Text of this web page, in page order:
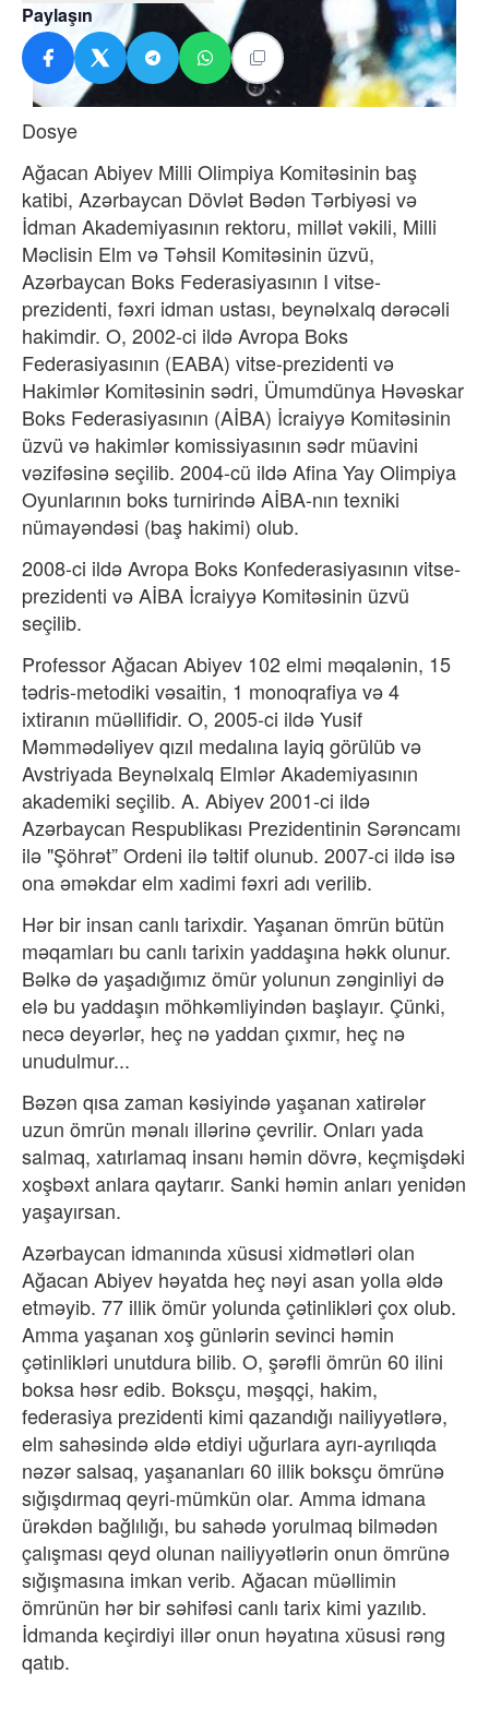
Paylaşın
Dosye
Ağacan Abiyev Milli Olimpiya Komitəsinin baş
katibi, Azərbaycan Dövlət Bədən Tərbiyəsi və
İdman Akademiyasının rektoru, millət vəkili, Milli
Məclisin Elm və Təhsil Komitəsinin üzvü,
Azərbaycan Boks Federasiyasının I vitse-
prezidenti, fəxri idman ustası, beynəlxalq dərəcəli
hakimdir. O, 2002-ci ildə Avropa Boks
Federasiyasının (EABA) vitse-prezidenti və
Hakimlər Komitəsinin sədri, Ümumdünya Həvəskar
Boks Federasiyasının (AİBA) İcraiyyə Komitəsinin
üzvü və hakimlər komissiyasının sədr müavini
vəzifəsinə seçilib. 2004-cü ildə Afina Yay Olimpiya
Oyunlarının boks turnirində AİBA-nın texniki
nümayəndəsi (baş hakimi) olub.
2008-ci ildə Avropa Boks Konfederasiyasının vitse-
prezidenti və AİBA İcraiyyə Komitəsinin üzvü
seçilib.
Professor Ağacan Abiyev 102 elmi məqalənin, 15
tədris-metodiki vəsaitin, 1 monoqrafiya və 4
ixtiranın müəllifidir. O, 2005-ci ildə Yusif
Məmmədəliyev qızıl medalına layiq görülüb və
Avstriyada Beynəlxalq Elmlər Akademiyasının
akademiki seçilib. A. Abiyev 2001-ci ildə
Azərbaycan Respublikası Prezidentinin Sərəncamı
ilə "Şöhrət” Ordeni ilə təltif olunub. 2007-ci ildə isə
ona əməkdar elm xadimi fəxri adı verilib.
Hər bir insan canlı tarixdir. Yaşanan ömrün bütün
məqamları bu canlı tarixin yaddaşına həkk olunur.
Bəlkə də yaşadığımız ömür yolunun zənginliyi də
elə bu yaddaşın möhkəmliyindən başlayır. Çünki,
necə deyərlər, heç nə yaddan çıxmır, heç nə
unudulmur...
Bəzən qısa zaman kəsiyində yaşanan xatirələr
uzun ömrün mənalı illərinə çevrilir. Onları yada
salmaq, xatırlamaq insanı həmin dövrə, keçmişdəki
xoşbəxt anlara qaytarır. Sanki həmin anları yenidən
yaşayırsan.
Azərbaycan idmanında xüsusi xidmətləri olan
Ağacan Abiyev həyatda heç nəyi asan yolla əldə
etməyib. 77 illik ömür yolunda çətinlikləri çox olub.
Amma yaşanan xoş günlərin sevinci həmin
çətinlikləri unutdura bilib. O, şərəfli ömrün 60 ilini
boksa həsr edib. Boksçu, məşqçi, hakim,
federasiya prezidenti kimi qazandığı nailiyyətlərə,
elm sahəsində əldə etdiyi uğurlara ayrı-ayrılıqda
nəzər salsaq, yaşananları 60 illik boksçu ömrünə
sığışdırmaq qeyri-mümkün olar. Amma idmana
ürəkdən bağlılığı, bu sahədə yorulmaq bilmədən
çalışması qeyd olunan nailiyyətlərin onun ömrünə
sığışmasına imkan verib. Ağacan müəllimin
ömrünün hər bir səhifəsi canlı tarix kimi yazılıb.
İdmanda keçirdiyi illər onun həyatına xüsusi rəng
qatıb.